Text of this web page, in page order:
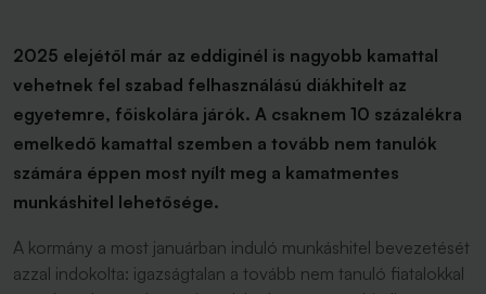
2025 elejétől már az eddiginél is nagyobb kamattal
vehetnek fel szabad felhasználású diákhitelt az
egyetemre, főiskolára járók. A csaknem 10 százalékra
emelkedő kamattal szemben a tovább nem tanulók
számára éppen most nyílt meg a kamatmentes
munkáshitel lehetősége.
A kormány a most januárban induló munkáshitel bevezetését
azzal indokolta: igazságtalan a tovább nem tanuló fiatalokkal